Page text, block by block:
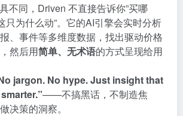
不同，Driven 不直接告诉你”买哪
只为什么动”。它的AI引擎会实时分析
、事件等多维度数据，找出驱动价格
然后用简单、无术语的方式呈现给用
jargon. No hype. Just insight that
——不搞黑话，不制造焦
决策的洞察。